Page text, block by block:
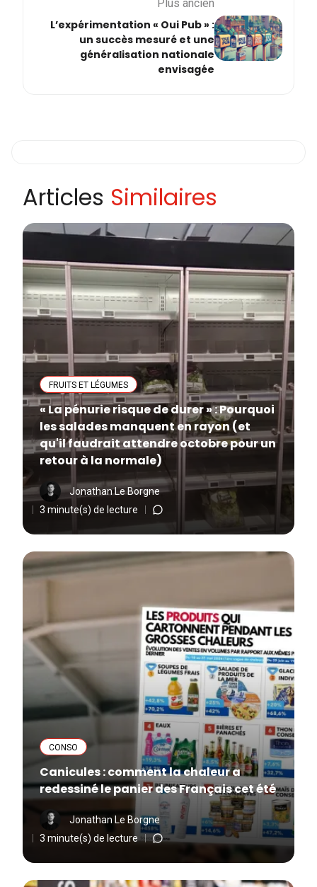
Plus ancien
L’expérimentation « Oui Pub » :
un succès mesuré et une
généralisation nationale
envisagée
Articles Similaires
FRUITS ET LÉGUMES
« La pénurie risque de durer » : Pourquoi
les salades manquent en rayon (et
qu'il faudrait attendre octobre pour un
retour à la normale)
Jonathan Le Borgne
3 minute(s) de lecture
CONSO
Canicules : comment la chaleur a
redessiné le panier des Français cet été
Jonathan Le Borgne
3 minute(s) de lecture